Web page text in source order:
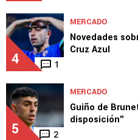
4 1
MERCADO
Novedades
Cruz Azul
5 2
MERCADO
Guiño de
disposición"